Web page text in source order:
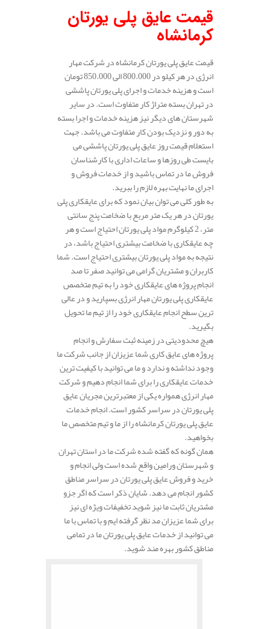
قیمت عایق پلی یورتان
کرمانشاه
قیمت عایق پلی یورتان کرمانشاه در شرکت مهار
انرژی در هر کیلو در 800.000 الی 850.000 تومان
است و هزینه خدمات و اجرای پلی یورتان پاششی
در تهران بسته متراژ کار متفاوت است. در سایر
شهرستان های دیگر نیز هزینه خدمات و اجرا بسته
به دور و نزدیک بودن کار متفاوت می باشد. جهت
استعلام قیمت روز عایق پلی یورتان پاششی می
بایست طی روزها و ساعات اداری با کارشناسان
فروش ما در تماس باشید و از خدمات فروش و
اجرای ما نهایت بهره لازم را ببرید.
به طور کلی می توان بیان نمود که برای عایقکاری پلی
یورتان در هر یک متر مربع با ضخامت پنج سانتی
متر، 2 کیلوگرم مواد پلی یورتان احتیاج است و هر
چه عایقکاری با ضخامت بیشتری احتیاج باشد، در
نتیجه به مواد پلی یورتان بیشتری احتیاج است. شما
کاربران و مشتریان گرامی می توانید صفر تا صد
انجام پروژه های عایقکاری خود را به تیم متخصص
عایقکاری پلی یورتان مهار انرژی بسپارید و در عالی
ترین سطح انجام عایقکاری خود را از تیم ما تحویل
بگیرید.
هیچ محدودیتی در زمینه ثبت سفارش و انجام
پروژه های عایق کاری شما عزیزان از جانب شرکت ما
وجود نداشته و ندارد و ما می توانید با کیفیت ترین
خدمات عایقکاری را برای شما انجام دهیم و شرکت
مهار انرژی همواره یکی از معتبرترین مجریان عایق
پلی یورتان در سراسر کشور است. انجام خدمات
عایق پلی یورتان کرمانشاه را از ما و تیم متخصص ما
بخواهید.
همان گونه که گفته شده شرکت ما در استان تهران
و شهرستان ورامین واقع شده است ولی انجام و
خرید و فروش عایق پلی یورتان در سراسر مناطق
کشور انجام می دهد. شایان ذکر است که اگر جزو
مشتریان ثابت ما نیز شوید تخفیفات ویژه ای نیز
برای شما عزیزان مد نظر گرفته ایم و با تماس با ما
می توانید از خدمات عایق پلی یورتان ما در تمامی
مناطق کشور بهره مند شوید.